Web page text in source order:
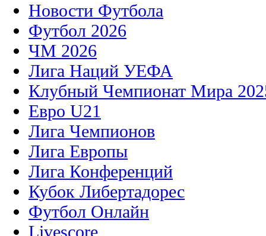
Новости Футбола
Футбол 2026
ЧМ 2026
Лига Наций УЕФА
Клубный Чемпионат Мира
Евро U21
Лига Чемпионов
Лига Европы
Лига Конференций
Кубок Либертадорес
Футбол Онлайн
Livescore